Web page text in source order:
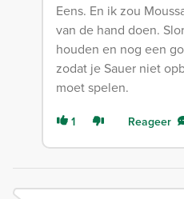
Eens. En ik zou
van de hand doen.
houden en nog een
zodat je Sauer niet
moet spelen.
1 Reageer